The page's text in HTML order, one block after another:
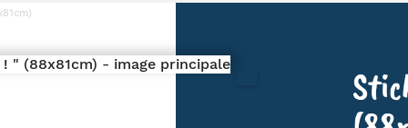
PHOTOPHORE
SALLE DE BAIN ET WC
VERRE ET FLÛTE
ASSIETTE ET PLAT DE PRÉSENTATION
HINZ & KUNST
SERIE GOLO